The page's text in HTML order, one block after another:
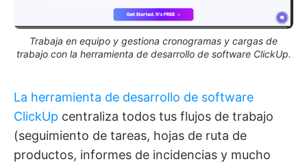
Trabaja en equipo y gestiona cronogramas y cargas de
trabajo con la herramienta de desarrollo de software ClickUp.
La herramienta de desarrollo de software
ClickUp centraliza todos tus flujos de trabajo
(seguimiento de tareas, hojas de ruta de
productos, informes de incidencias y mucho